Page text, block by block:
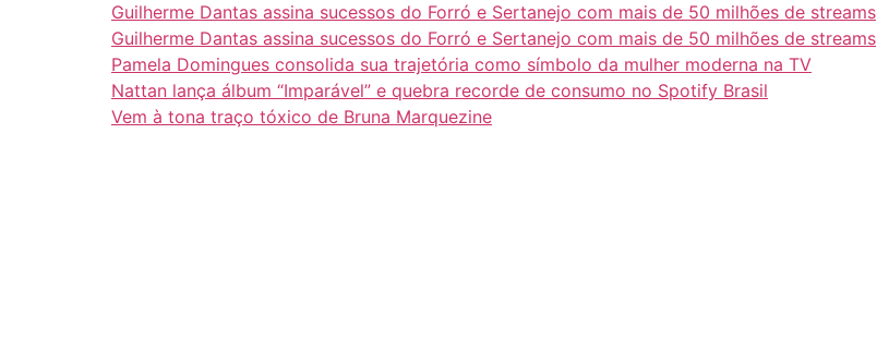
Guilherme Dantas assina sucessos do Forró e Sertanejo com mais de 50 milhões de streams
Guilherme Dantas assina sucessos do Forró e Sertanejo com mais de 50 milhões de streams
Pamela Domingues consolida sua trajetória como símbolo da mulher moderna na TV
Nattan lança álbum “Imparável” e quebra recorde de consumo no Spotify Brasil
Vem à tona traço tóxico de Bruna Marquezine